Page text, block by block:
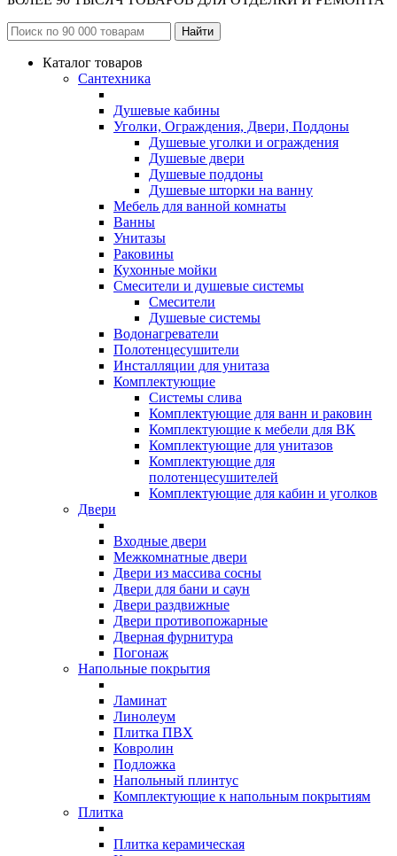
Каталог товаров
Сантехника
Душевые кабины
Уголки, Ограждения, Двери, Поддоны
Душевые уголки и ограждения
Душевые двери
Душевые поддоны
Душевые шторки на ванну
Мебель для ванной комнаты
Ванны
Унитазы
Раковины
Кухонные мойки
Смесители и душевые системы
Смесители
Душевые системы
Водонагреватели
Полотенцесушители
Инсталляции для унитаза
Комплектующие
Системы слива
Комплектующие для ванн и раковин
Комплектующие к мебели для ВК
Комплектующие для унитазов
Комплектующие для
полотенцесушителей
Комплектующие для кабин и уголков
Двери
Входные двери
Межкомнатные двери
Двери из массива сосны
Двери для бани и саун
Двери раздвижные
Двери противопожарные
Дверная фурнитура
Погонаж
Напольные покрытия
Ламинат
Линолеум
Плитка ПВХ
Ковролин
Подложка
Напольный плинтус
Комплектующие к напольным покрытиям
Плитка
Плитка керамическая